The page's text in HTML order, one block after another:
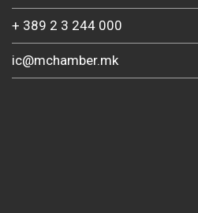
+ 389 2 3 244 000
ic@mchamber.mk